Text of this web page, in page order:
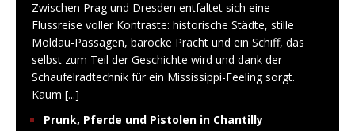
Zwischen Prag und Dresden entfaltet sich eine
Flussreise voller Kontraste: historische Städte, stille
Moldau-Passagen, barocke Pracht und ein Schiff, das
selbst zum Teil der Geschichte wird und dank der
Schaufelradtechnik für ein Mississippi-Feeling sorgt.
Kaum [...]
Prunk, Pferde und Pistolen in Chantilly